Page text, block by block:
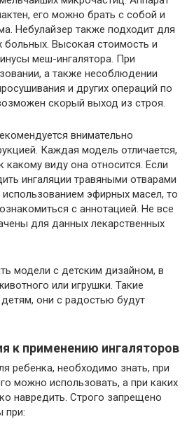
его можно брать с собой и
Небулайзер также подходит для
больных. Высокая стоимость и
меш-ингалятора. При
а также несоблюдении
и других операций по
скорый выход из строя.
внимательно
Каждая модель отличается,
какому виду она относится. Если
ингаляции травяными отварами
эфирных масел, то
с аннотацией. Не все
для данных лекарственных
модели с детским дизайном, в
или игрушки. Такие
они с радостью будут
к применению ингаляторов
ребенка, необходимо знать, при
можно использовать, а при каких
навредить. Строго запрещено
при: